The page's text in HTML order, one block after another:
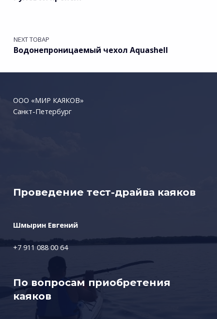
NEXT ТОВАР
Водонепроницаемый чехол Aquashell
ООО «МИР КАЯКОВ»
Санкт-Петербург
Проведение тест-драйва каяков
Шмырин Евгений
+7 911 088 00 64
По вопросам приобретения
каяков